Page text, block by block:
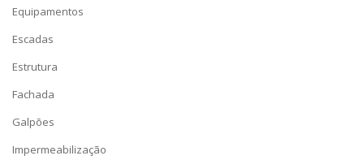
Equipamentos
Escadas
Estrutura
Fachada
Galpões
Impermeabilização